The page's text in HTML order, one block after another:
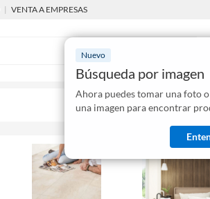
| VENTA A EMPRESAS
Nuevo
Búsqueda por imagen
Ahora puedes tomar una foto
una imagen para encontrar